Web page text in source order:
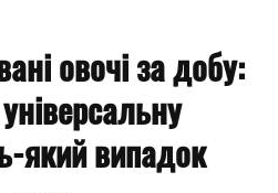
овочі за добу:
який випадок